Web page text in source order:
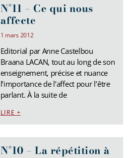
N°11 – Ce qui nous
affecte
1 mars 2012
Editorial par Anne Castelbou
Braana LACAN, tout au long de son
enseignement, précise et nuance
l’importance de l’affect pour l’être
parlant. À la suite de
LIRE +
N°10 – La répétition à